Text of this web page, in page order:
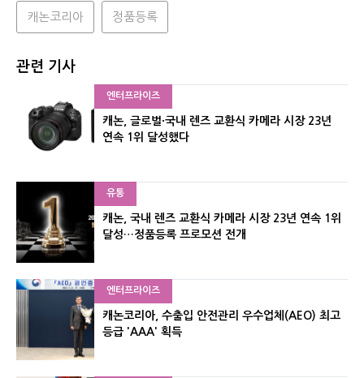
캐논코리아 정품등록
관련 기사
엔터프라이즈
캐논, 글로벌·국내 렌즈 교환식 카메라 시장 23년
연속 1위 달성했다
유통
캐논, 국내 렌즈 교환식 카메라 시장 23년 연속 1위
달성…정품등록 프로모션 전개
엔터프라이즈
캐논코리아, 수출입 안전관리 우수업체(AEO) 최고
등급 'AAA' 획득